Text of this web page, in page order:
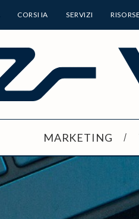
CORSI IA SERVIZI RISORSE
MARKETING